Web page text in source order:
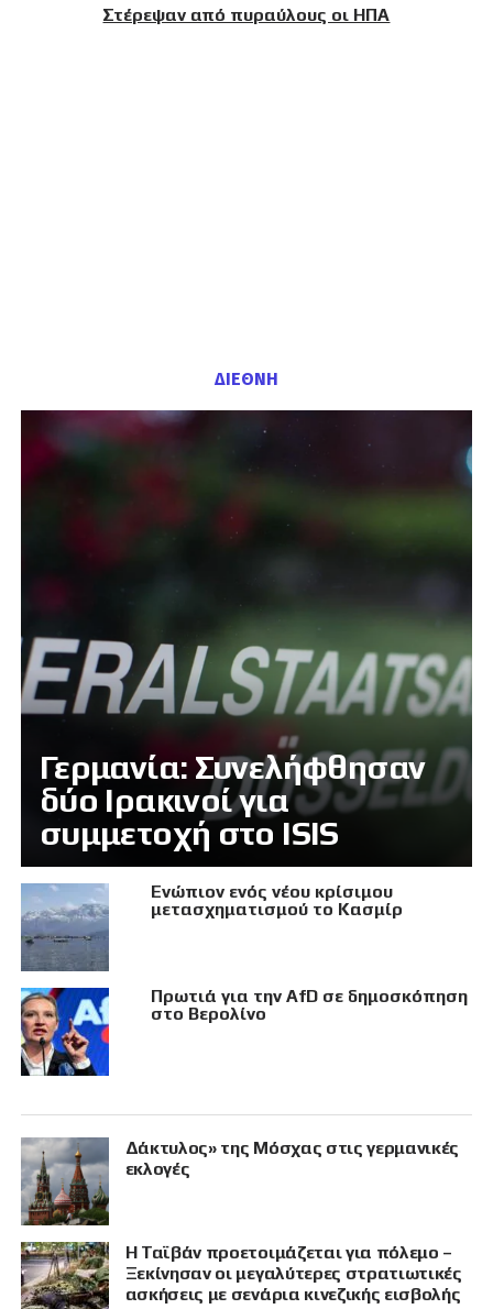
Στέρεψαν από πυραύλους οι ΗΠΑ
ΔΙΕΘΝΗ
Γερμανία: Συνελήφθησαν
δύο Ιρακινοί για
συμμετοχή στο ISIS
Eνώπιον ενός νέου κρίσιμου
μετασχηματισμού το Κασμίρ
Πρωτιά για την AfD σε δημοσκόπηση
στο Βερολίνο
Δάκτυλος» της Μόσχας στις γερμανικές
εκλογές
Η Ταϊβάν προετοιμάζεται για πόλεμο –
Ξεκίνησαν οι μεγαλύτερες στρατιωτικές
ασκήσεις με σενάρια κινεζικής εισβολής